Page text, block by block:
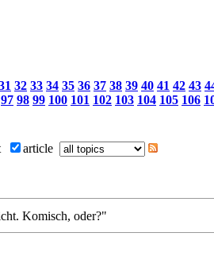
32 33 34 35 36 37 38 39 40 41 42 43
97 98 99 100 101 102 103 104 105 106
article
Komisch, oder?"